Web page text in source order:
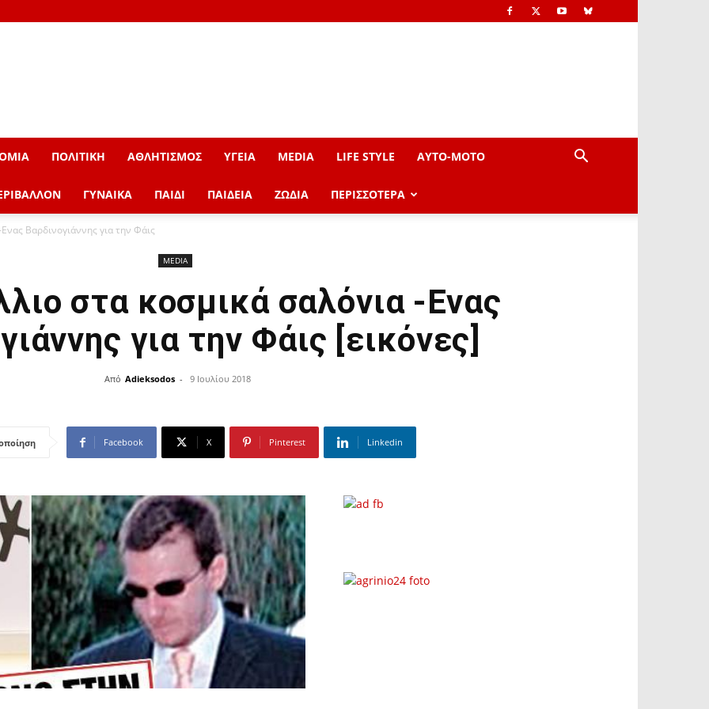
ΠΟΛΙΤΙΚΗ ΑΘΛΗΤΙΣΜΟΣ ΥΓΕΙΑ MEDIA LIFE STYLE AYTO-ΜOTO
ΓΥΝΑΙΚΑ ΠΑΙΔΙ ΠΑΙΔΕΙΑ ΖΩΔΙΑ ΠΕΡΙΣΣΟΤΕΡΑ
Βαρδινογιάννης για την Φάις
MEDIA
στα κοσμικά σαλόνια -Ενας
για την Φάις [εικόνες]
Από Adieksodos - 9 Ιουλίου 2018
Facebook X Pinterest Linkedin